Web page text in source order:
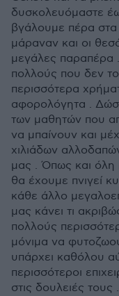
δυσκολευόμαστε
βγάλουμε πέρα
μάραναν και οι
μεγάλες παραπέρα
πολλούς που δεν
περισσότερα
αφορολόγητα .
των μαθητών που
να μπαίνουν και
χιλιάδων
μας . Όπως και όλη
θα έχουμε πνιγεί
κάθε άλλο
μας κάνει τι
πολλούς
μόνιμα να
υπάρχει καθόλου
περισσότεροι
στις δουλειές